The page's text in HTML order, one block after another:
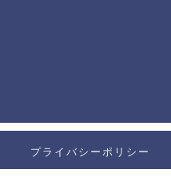
プライバシーポリシー